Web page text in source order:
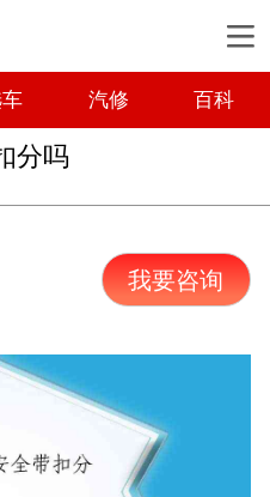
汽修 百科
分吗
我要咨询